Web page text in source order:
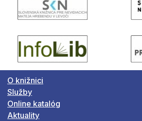
O knižnici
Služby
Online katalóg
Aktuality